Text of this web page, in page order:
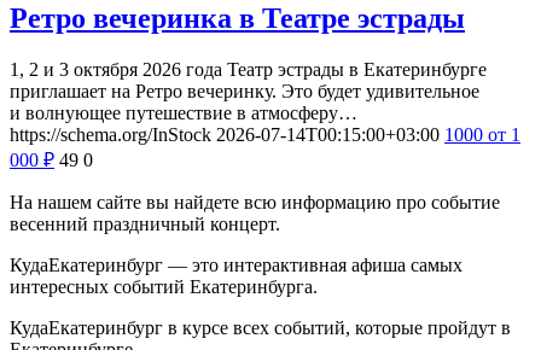
Ретро вечеринка в Театре эстрады
1, 2 и 3 октября 2026 года Театр эстрады в Екатеринбурге
приглашает на Ретро вечеринку. Это будет удивительное
и волнующее путешествие в атмосферу…
https://schema.org/InStock 2026-07-14T00:15:00+03:00 1000 от 1
000 ₽ 49 0
На нашем сайте вы найдете всю информацию про событие
весенний праздничный концерт.
КудаЕкатеринбург — это интерактивная афиша самых
интересных событий Екатеринбурга.
КудаЕкатеринбург в курсе всех событий, которые пройдут в